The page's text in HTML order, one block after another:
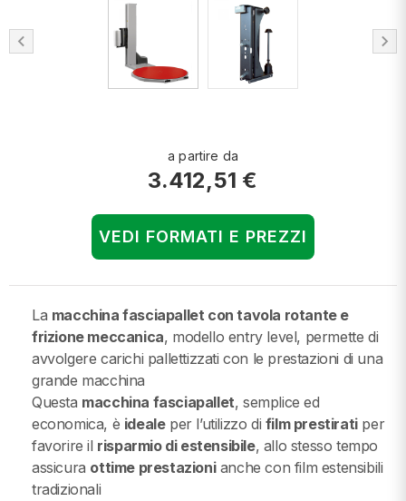
chevron_left chevron_right
a partire da
3.412,51 €
VEDI FORMATI E PREZZI
La macchina fasciapallet con tavola rotante e
frizione meccanica, modello entry level, permette di
avvolgere carichi pallettizzati con le prestazioni di una
grande macchina
Questa macchina fasciapallet, semplice ed
economica, è idealeper l’utilizzo di film prestiratiper
favorire il risparmio di estensibile, allo stesso tempo
assicura ottime prestazionianche con film estensibili
tradizionali